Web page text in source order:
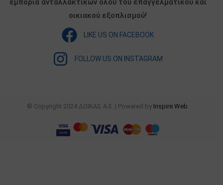
εμπορία ανταλλακτικών όλου του επαγγελματικού και
οικιακού εξοπλισμού!
LIKE US ON FACEBOOK
FOLLOW US ON INSTAGRAM
© Copyright 2024 ΔΟΙΚΑΣ Α.Ε. | Powered by Inspire Web.